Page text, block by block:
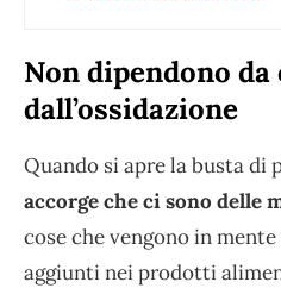
Non dipendono
dall’ossidazione
Quando si apre la busta
accorge che ci sono delle
cose che vengono in mente
aggiunti nei prodotti